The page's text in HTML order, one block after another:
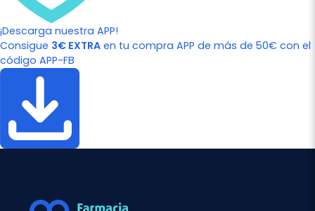
¡Descarga nuestra APP!
Consigue 3€ EXTRA en tu compra APP de más de 50€ con el
código APP-FB